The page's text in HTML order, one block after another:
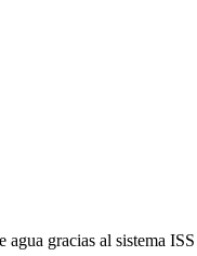
agua gracias al sistema